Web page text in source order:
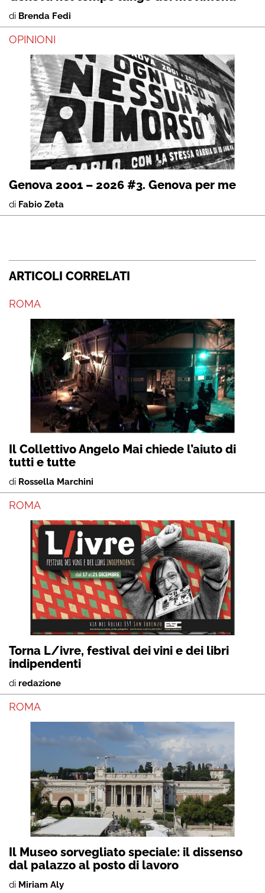
di Brenda Fedi
OPINIONI
Genova 2001 – 2026 #3. Genova per me
di Fabio Zeta
ARTICOLI CORRELATI
ROMA
Il Collettivo Angelo Mai chiede l’aiuto di
tutti e tutte
di Rossella Marchini
ROMA
Torna L/ivre, festival dei vini e dei libri
indipendenti
di redazione
ROMA
Il Museo sorvegliato speciale: il dissenso
dal palazzo al posto di lavoro
di Miriam Aly